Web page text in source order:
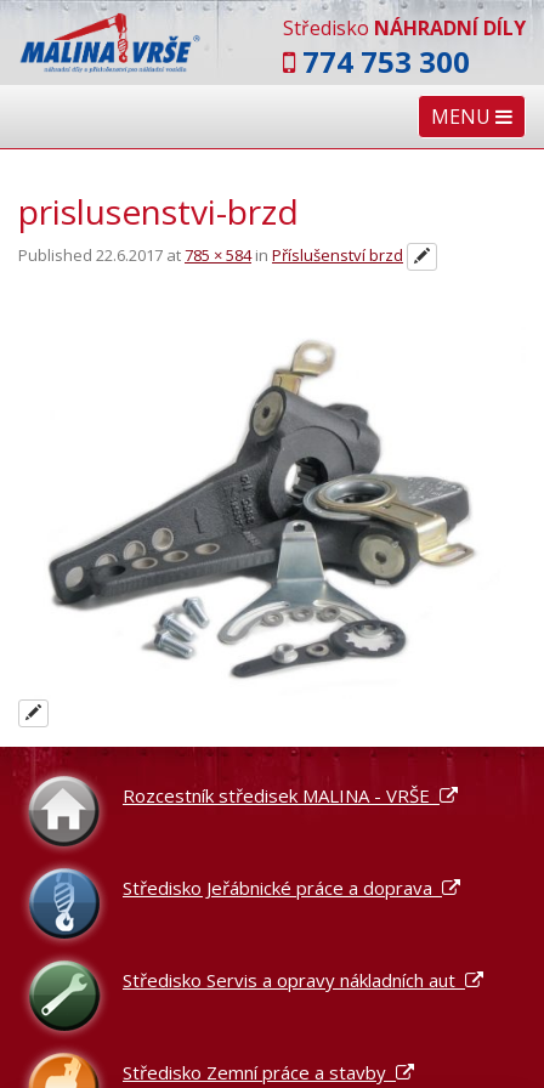
Středisko NÁHRADNÍ DÍLY
774 753 300
MENU
prislusenstvi-brzd
Published 22.6.2017 at785 × 584in Příslušenství brzd
Rozcestník středisek MALINA - VRŠE
Středisko Jeřábnické práce a doprava
Středisko Servis a opravy nákladních aut
Středisko Zemní práce a stavby